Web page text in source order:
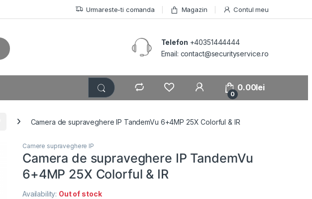
Urmareste-ti comanda Magazin Contul meu
Telefon +40351444444
Email: contact@securityservice.ro
0
0.00lei
Camera de supraveghere IP TandemVu 6+4MP 25X Colorful & IR
Camere supraveghere IP
Camera de supraveghere IP TandemVu
6+4MP 25X Colorful & IR
Availability: Out of stock